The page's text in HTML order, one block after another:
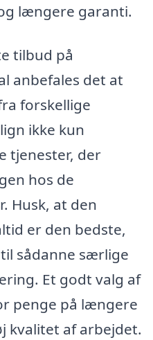
længere garanti.
tilbud på
anbefales det at
forskellige
ikke kun
tjenester, der
hos de
Husk, at den
er den bedste,
sådanne særlige
Et godt valg af
penge på længere
kvalitet af arbejdet.